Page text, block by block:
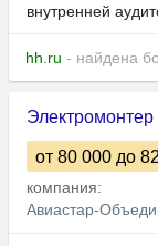
внутренней
hh.ru - найдена
от 80 000 до
компания:
Авиастар-